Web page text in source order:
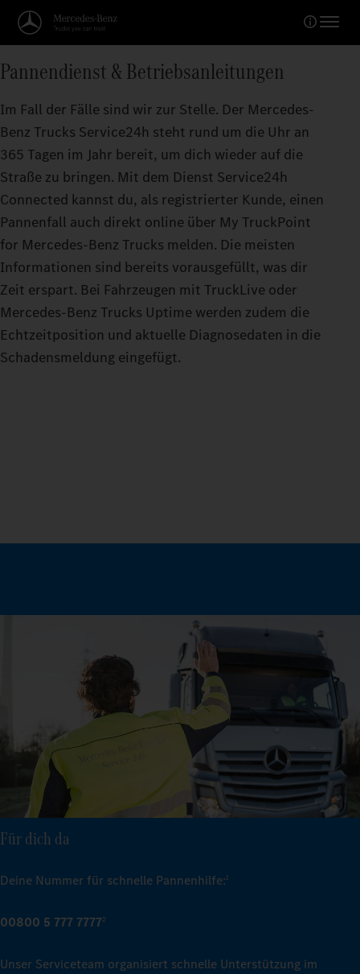
Pannendienst & Betriebsanleitungen
Im Fall der Fälle sind wir zur Stelle. Der Mercedes-
Benz Trucks Service24h steht rund um die Uhr an
365 Tagen im Jahr bereit, um dich wieder auf die
Straße zu bringen. Mit dem Dienst Service24h
Connected kannst du, als registrierter Kunde, einen
Pannenfall auch direkt online über My TruckPoint
for Mercedes-Benz Trucks melden. Die meisten
Informationen sind bereits vorausgefüllt, was dir
Zeit erspart. Bei Fahrzeugen mit TruckLive oder
Mercedes-Benz Trucks Uptime werden zudem die
Echtzeitposition und aktuelle Diagnosedaten in die
Schadensmeldung eingefügt.
Für dich da
Deine Nummer für schnelle Pannenhilfe:1
00800 5 777 77772
Unser Serviceteam organisiert schnelle Unterstützung im